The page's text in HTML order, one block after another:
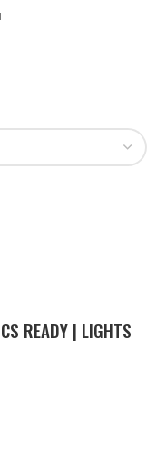
READY | LIGHTS